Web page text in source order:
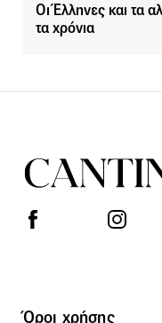
Οι Έλληνες και τα
τα χρόνια
Όροι χρήσης